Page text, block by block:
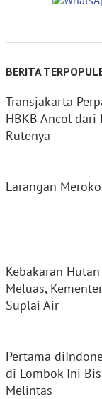
BERITA
Transjakarta
HBKB Ancol dari
Rutenya
Larangan
Kebakaran
Meluas,
Suplai Air
Pertama
di Lombok Ini
Melintas